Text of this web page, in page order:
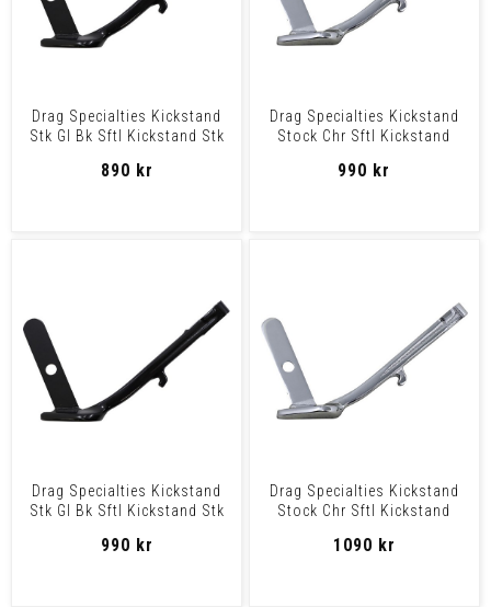
Drag Specialties Kickstand
Stk Gl Bk Sftl Kickstand Stk
890 kr
Drag Specialties Kickstand
Stock Chr Sftl Kickstand
990 kr
Drag Specialties Kickstand
Stk Gl Bk Sftl Kickstand Stk
990 kr
Drag Specialties Kickstand
Stock Chr Sftl Kickstand
1090 kr